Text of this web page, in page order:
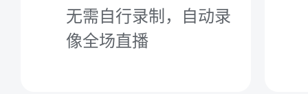
无需自行录制，自动录
像全场直播